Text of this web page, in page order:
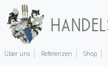
Über uns Referenzen Shop